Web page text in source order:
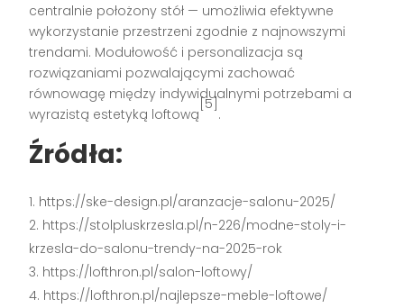
centralnie położony stół — umożliwia efektywne
wykorzystanie przestrzeni zgodnie z najnowszymi
trendami. Modułowość i personalizacja są
rozwiązaniami pozwalającymi zachować
równowagę między indywidualnymi potrzebami a
wyrazistą estetyką loftową
[5]
.
Źródła:
https://ske-design.pl/aranzacje-salonu-2025/
https://stolpluskrzesla.pl/n-226/modne-stoly-i-
krzesla-do-salonu-trendy-na-2025-rok
https://lofthron.pl/salon-loftowy/
https://lofthron.pl/najlepsze-meble-loftowe/